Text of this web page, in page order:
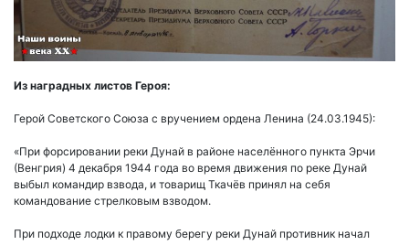
Из наградных листов Героя:
Герой Советского Союза с вручением ордена Ленина (24.03.1945):
«При форсировании реки Дунай в районе населённого пункта Эрчи
(Венгрия) 4 декабря 1944 года во время движения по реке Дунай
выбыл командир взвода, и товарищ Ткачёв принял на себя
командование стрелковым взводом.
При подходе лодки к правому берегу реки Дунай противник начал